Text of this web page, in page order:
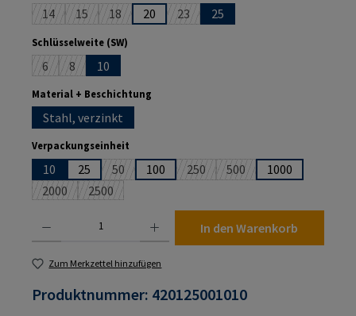
14(Diese Option ist zurzeit nicht verfügbar.)
15(Diese Option ist zurzeit nicht verfügbar.)
18(Diese Option ist zurzeit nicht verfügbar.)
20 23(Diese Option ist zurzeit nicht
25
Schlüsselweite (SW)
6(Diese Option ist zurzeit nicht verfügbar.)
8(Diese Option ist zurzeit nicht verfügbar.)
10
Material + Beschichtung
Stahl, verzinkt
Verpackungseinheit
10 25 50(Diese Option ist zurzeit nicht verfügbar.)
100 250(Diese Option ist zurzeit nicht
500(Diese Option ist zurzeit
1000
2000(Diese Option ist zurzeit nicht verfügbar.)
2500(Diese Option ist zurzeit nicht verfügbar.)
In den Warenkorb
Zum Merkzettel hinzufügen
Produktnummer: 420125001010